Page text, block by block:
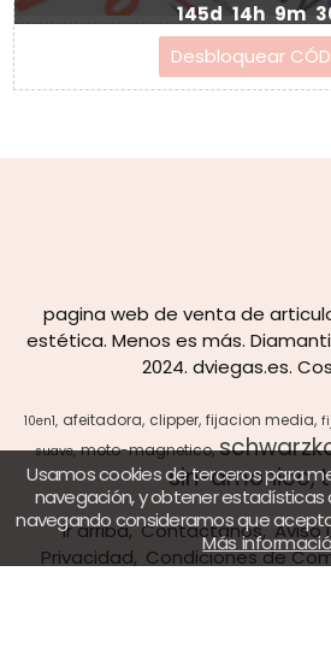
145d 14h 9m
pagina web de venta de
estética. Menos es más.
2024. dviegas.es.
10en1 afeitadora clipper fijacion media
suave moto-magnetico
sin-amonico
Ir arriba Contáctanos Aviso
Privacidad Condiciones de
Usamos cookies de terceros para
navegación, y obtener estadísticas
navegando consideramos que
Más